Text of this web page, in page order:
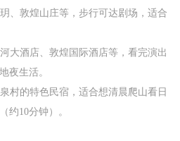
、敦煌山庄等，步行可达剧场，适合
大酒店、敦煌国际酒店等，看完演出
夜生活。
村的特色民宿，适合想清晨爬山看日
约10分钟）。